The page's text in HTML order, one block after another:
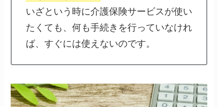
いざという時に介護保険サービスが使い
たくても、何も手続きを行っていなけれ
ば、すぐには使えないのです。